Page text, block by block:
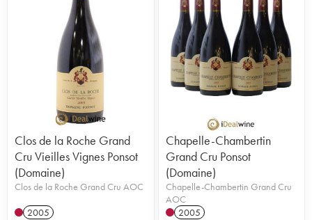
Clos de la Roche Grand
Cru Vieilles Vignes Ponsot
(Domaine)
Clos de la Roche Grand Cru AOC
2005
Chapelle-Chambertin
Grand Cru Ponsot
(Domaine)
Chapelle-Chambertin Grand Cru
AOC
2005